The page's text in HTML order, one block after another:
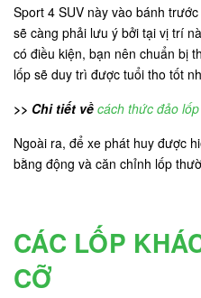
Sport 4 SUV này vào bánh
sẽ càng phải lưu ý bởi tại vị trí
có điều kiện, bạn nên chuẩn bị
lốp sẽ duy trì được tuổi tho tốt
>> Chi tiết về cách thức đảo lốp
Ngoài ra, để xe phát huy được
bằng động và căn chỉnh lốp
CÁC LỐP
CỠ